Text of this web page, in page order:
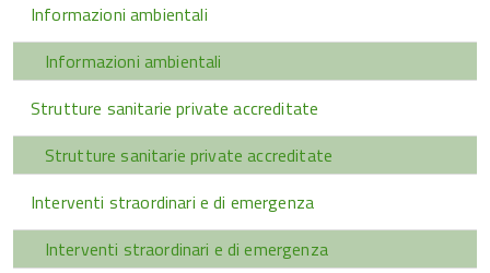
Informazioni ambientali
Informazioni ambientali
Strutture sanitarie private accreditate
Strutture sanitarie private accreditate
Interventi straordinari e di emergenza
Interventi straordinari e di emergenza